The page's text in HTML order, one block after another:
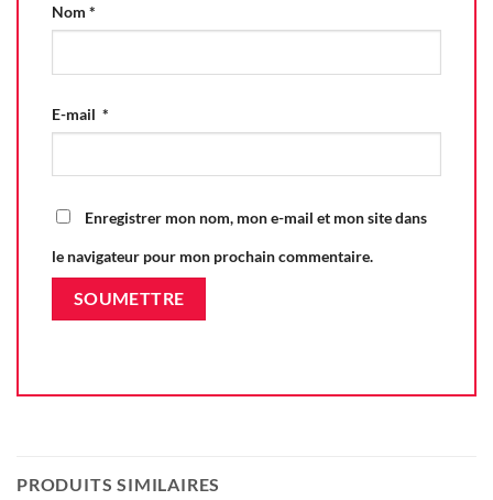
Nom *
E-mail *
Enregistrer mon nom, mon e-mail et mon site dans
le navigateur pour mon prochain commentaire.
PRODUITS SIMILAIRES